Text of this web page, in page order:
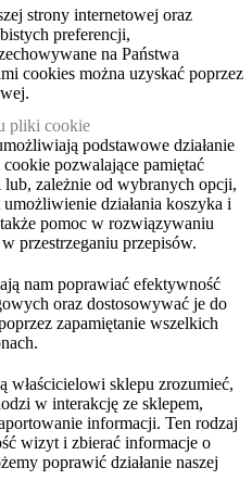
strony internetowej oraz
preferencji,
na Państwa
cookies można uzyskać poprzez
pliki cookie
podstawowe działanie
pozwalające pamiętać
zależnie od wybranych opcji,
działania koszyka i
pomoc w rozwiązywaniu
przestrzeganiu przepisów.
nam poprawiać efektywność
oraz dostosowywać je do
zapamiętanie wszelkich
właścicielowi sklepu zrozumieć,
w interakcję ze sklepem,
informacji. Ten rodzaj
wizyt i zbierać informacje o
poprawić działanie naszej